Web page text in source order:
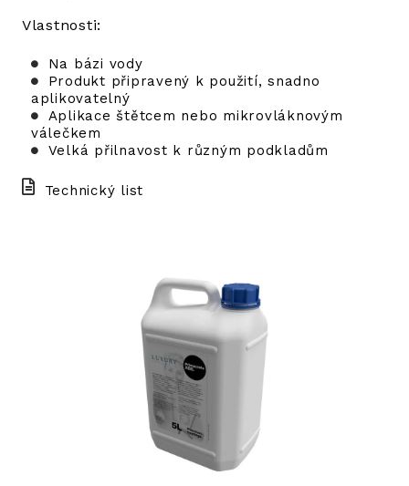
Vlastnosti:
Na bázi vody
Produkt připravený k použití, snadno
aplikovatelný
Aplikace štětcem nebo mikrovláknovým
válečkem
Velká přilnavost k různým podkladům
Technický list